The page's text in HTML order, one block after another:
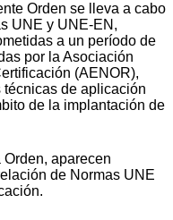
Orden se lleva a cabo
UNE y UNE-EN,
a un período de
por la Asociación
(AENOR),
de aplicación
de la implantación de
aparecen
de Normas UNE